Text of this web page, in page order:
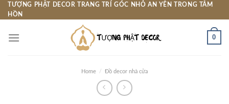
Skip
to
TƯỢNG PHẬT DECOR TRANG TRÍ GÓC NHỎ AN YÊN TRONG TÂM
HỒN
0
Home / Đồ decor nhà cửa